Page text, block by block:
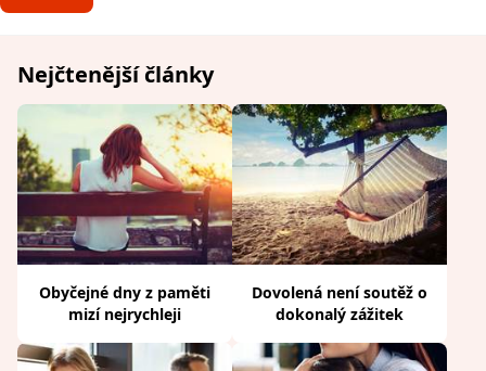
Nejčtenější články
Obyčejné dny z paměti
mizí nejrychleji
Dovolená není soutěž o
dokonalý zážitek